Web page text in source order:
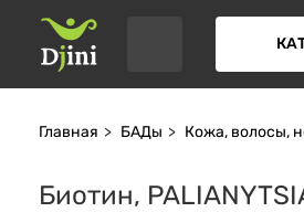
Главная БАДы Кожа, волосы,
Биотин,